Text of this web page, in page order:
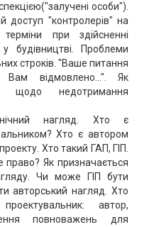
особи").
доступ "контролерів" на
при здійсненні
будівництві. Проблеми
строків. "Ваше питання
Вам відмовлено...". Як
щодо недотримання
нагляд. Хто є
Хто є автором
Хто такий ГАП, ГІП.
право? Як призначається
Чи може ГІП бути
авторський нагляд. Хто
автор,
повноважень для